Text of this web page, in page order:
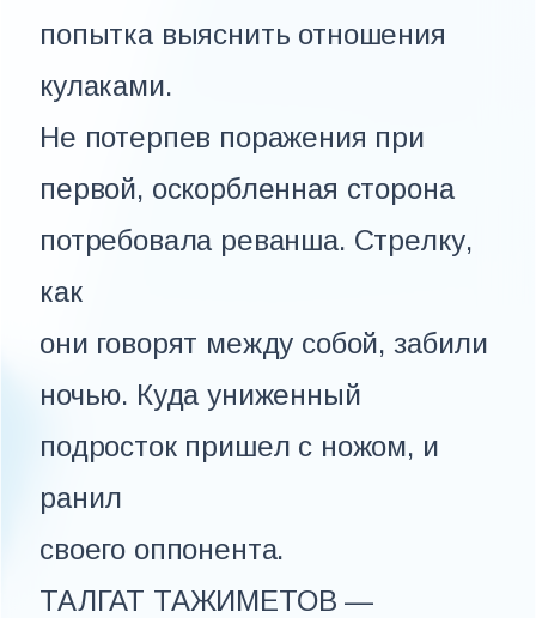
попытка выяснить отношения
кулаками.
Не потерпев поражения при
первой, оскорбленная сторона
потребовала реванша. Стрелку,
как
они говорят между собой, забили
ночью. Куда униженный
подросток пришел с ножом, и
ранил
своего оппонента.
ТАЛГАТ ТАЖИМЕТОВ —